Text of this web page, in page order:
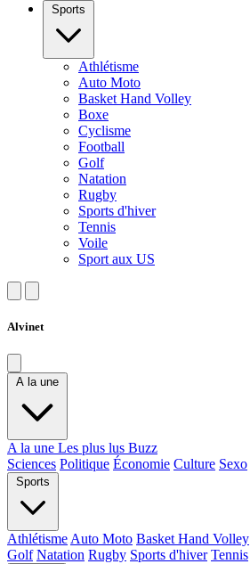
Sports
Athlétisme
Auto Moto
Basket Hand Volley
Boxe
Cyclisme
Football
Golf
Natation
Rugby
Sports d'hiver
Tennis
Voile
Sport aux US
Alvinet
A la une
A la une Les plus lus Buzz
Sciences Politique Économie Culture Sexo
Sports
Athlétisme Auto Moto Basket Hand Volley
Golf Natation Rugby Sports d'hiver Tennis